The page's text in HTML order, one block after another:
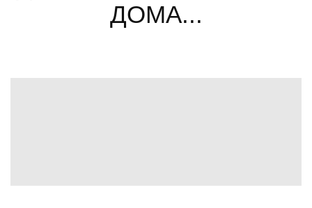
ДОМА...